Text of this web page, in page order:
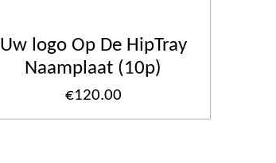
Uw logo Op De HipTray
Naamplaat (10p)
€120.00